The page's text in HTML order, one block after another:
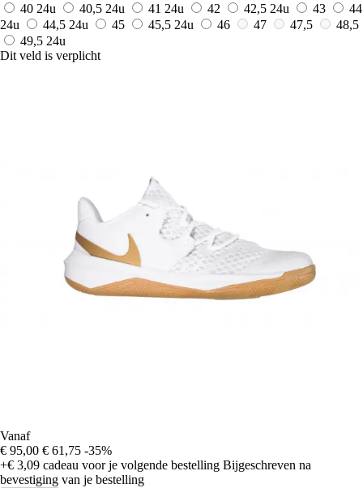
40 24u 40,5 24u 41 24u 42 42,5 24u 43
44
24u
44,5 24u 45 45,5 24u 46 47 47,5
48,5
49,5 24u
Dit veld is verplicht
Vanaf
€ 95,00 € 61,75 -35%
+€ 3,09 cadeau voor je volgende bestelling Bijgeschreven na
bevestiging van je bestelling